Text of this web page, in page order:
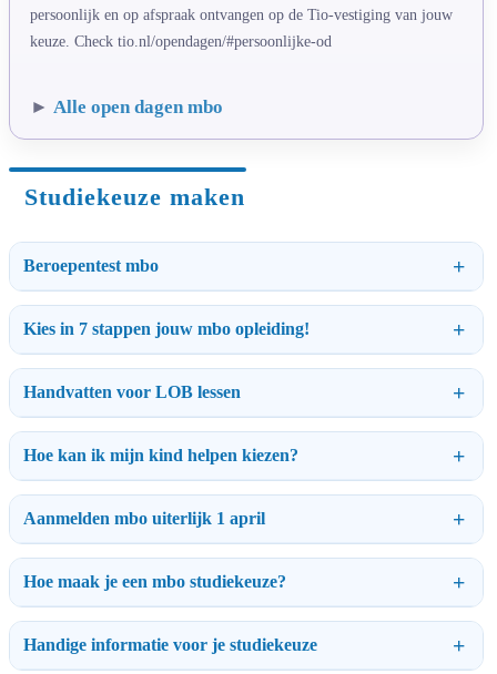
persoonlijk en op afspraak ontvangen op de Tio-vestiging van jouw
keuze. Check tio.nl/opendagen/#persoonlijke-od
► Alle open dagen mbo
Studiekeuze maken
Beroepentest mbo
Kies in 7 stappen jouw mbo opleiding!
Handvatten voor LOB lessen
Hoe kan ik mijn kind helpen kiezen?
Aanmelden mbo uiterlijk 1 april
Hoe maak je een mbo studiekeuze?
Handige informatie voor je studiekeuze